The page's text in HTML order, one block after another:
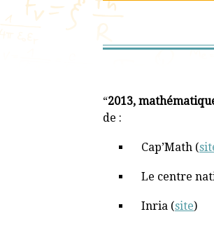
“2013,
de :
Cap’Math (
Le centre
Inria (site)